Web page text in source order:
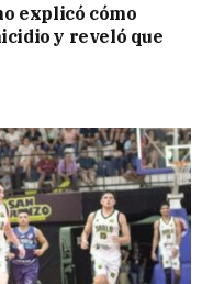
explicó cómo
y reveló que